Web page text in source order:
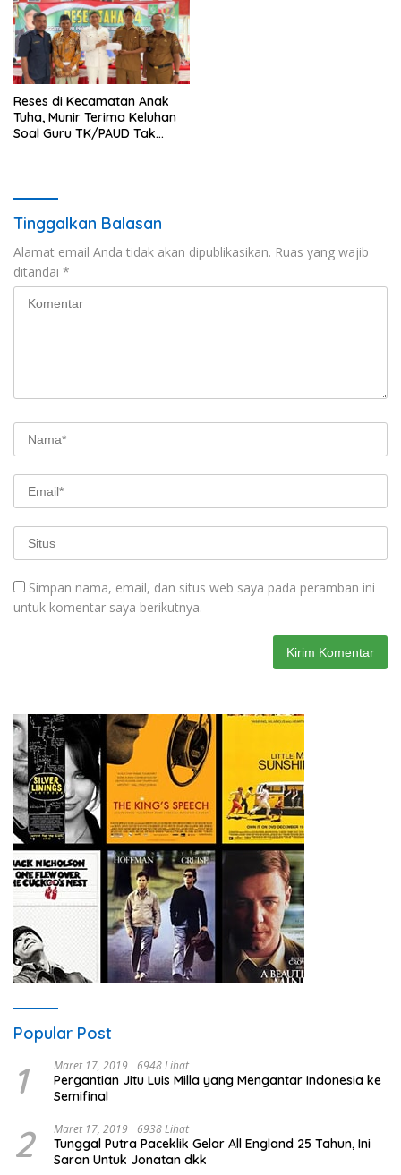
Reses di Kecamatan Anak
Tuha, Munir Terima Keluhan
Soal Guru TK/PAUD Tak
Tinggalkan Balasan
Alamat email Anda tidak akan dipublikasikan. Ruas yang wajib
ditandai *
Simpan nama, email, dan situs web saya pada peramban ini
untuk komentar saya berikutnya.
Popular Post
1 Maret 17, 2019 6948 Lihat
Pergantian Jitu Luis Milla yang Mengantar Indonesia ke
Semifinal
2 Maret 17, 2019 6938 Lihat
Tunggal Putra Paceklik Gelar All England 25 Tahun, Ini
Saran Untuk Jonatan dkk